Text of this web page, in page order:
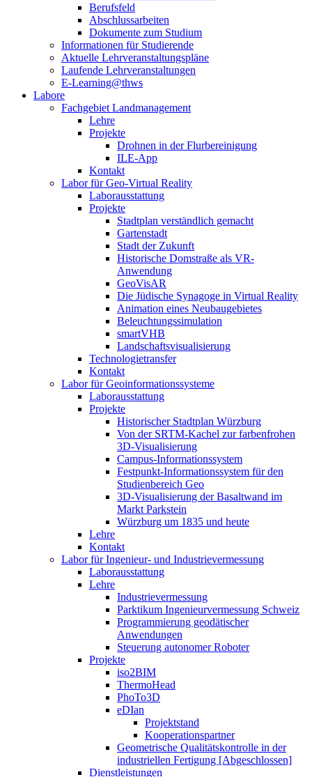
Berufsfeld
Abschlussarbeiten
Dokumente zum Studium
Informationen für Studierende
Aktuelle Lehrveranstaltungspläne
Laufende Lehrveranstaltungen
E-Learning@thws
Labore
Fachgebiet Landmanagement
Lehre
Projekte
Drohnen in der Flurbereinigung
ILE-App
Kontakt
Labor für Geo-Virtual Reality
Laborausstattung
Projekte
Stadtplan verständlich gemacht
Gartenstadt
Stadt der Zukunft
Historische Domstraße als VR-
Anwendung
GeoVisAR
Die Jüdische Synagoge in Virtual Reality
Animation eines Neubaugebietes
Beleuchtungssimulation
smartVHB
Landschaftsvisualisierung
Technologietransfer
Kontakt
Labor für Geoinformationssysteme
Laborausstattung
Projekte
Historischer Stadtplan Würzburg
Von der SRTM-Kachel zur farbenfrohen
3D-Visualisierung
Campus-Informationssystem
Festpunkt-Informationssystem für den
Studienbereich Geo
3D-Visualisierung der Basaltwand im
Markt Parkstein
Würzburg um 1835 und heute
Lehre
Kontakt
Labor für Ingenieur- und Industrievermessung
Laborausstattung
Lehre
Industrievermessung
Parktikum Ingenieurvermessung Schweiz
Programmierung geodätischer
Anwendungen
Steuerung autonomer Roboter
Projekte
iso2BIM
ThermoHead
PhoTo3D
eDIan
Projektstand
Kooperationspartner
Geometrische Qualitätskontrolle in der
industriellen Fertigung [Abgeschlossen]
Dienstleistungen